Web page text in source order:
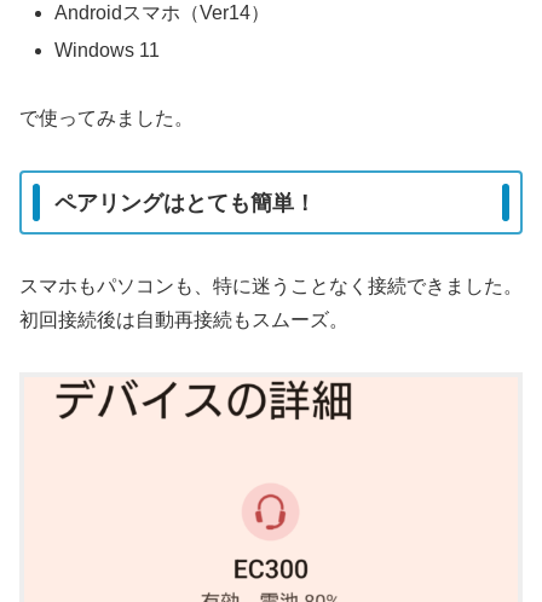
Androidスマホ（Ver14）
Windows 11
で使ってみました。
ペアリングはとても簡単！
スマホもパソコンも、特に迷うことなく接続できました。
初回接続後は自動再接続もスムーズ。